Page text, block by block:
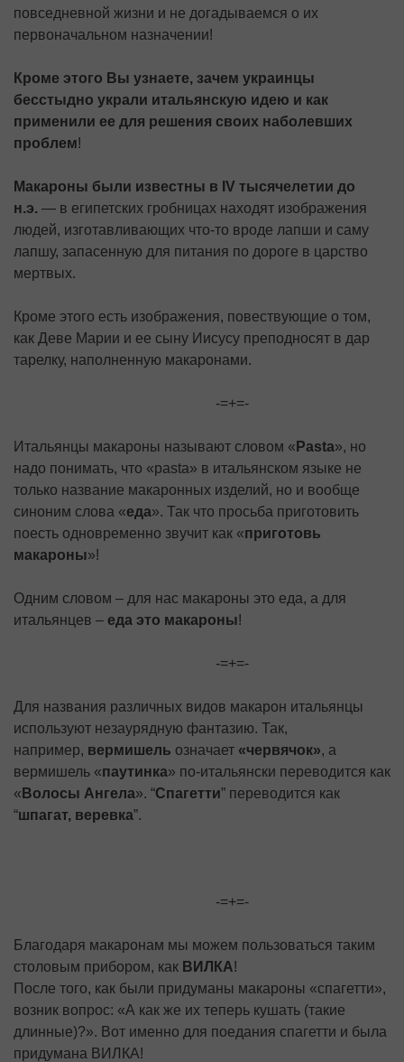
повседневной жизни и не догадываемся о их
первоначальном назначении!
Кроме этого Вы узнаете, зачем украинцы
бесстыдно украли итальянскую идею и как
применили ее для решения своих наболевших
проблем!
Макароны были известны в IV тысячелетии до
н.э. — в египетских гробницах находят изображения
людей, изготавливающих что-то вроде лапши и саму
лапшу, запасенную для питания по дороге в царство
мертвых.
Кроме этого есть изображения, повествующие о том,
как Деве Марии и ее сыну Иисусу преподносят в дар
тарелку, наполненную макаронами.
-=+=-
Итальянцы макароны называют словом « Pasta», но
надо понимать, что «pasta» в итальянском языке не
только название макаронных изделий, но и вообще
синоним слова «еда». Так что просьба приготовить
поесть одновременно звучит как «приготовь
макароны»!
Одним словом – для нас макароны это еда, а для
итальянцев – еда это макароны!
-=+=-
Для названия различных видов макарон итальянцы
используют незаурядную фантазию. Так,
например, вермишель означает «червячок», а
вермишель «паутинка» по-итальянски переводится как
« Волосы Ангела». “Спагетти” переводится как
“шпагат, веревка”.
-=+=-
Благодаря макаронам мы можем пользоваться таким
столовым прибором, как ВИЛКА!
После того, как были придуманы макароны «спагетти»,
возник вопрос: «А как же их теперь кушать (такие
длинные)?». Вот именно для поедания спагетти и была
придумана ВИЛКА!